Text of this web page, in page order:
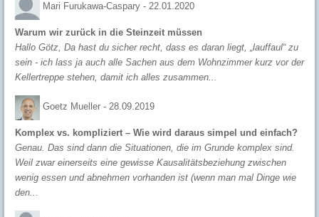
Mari Furukawa-Caspary - 22.01.2020
Warum wir zurück in die Steinzeit müssen
Hallo Götz, Da hast du sicher recht, dass es daran liegt, „lauffaul“ zu
sein - ich lass ja auch alle Sachen aus dem Wohnzimmer kurz vor der
Kellertreppe stehen, damit ich alles zusammen...
Goetz Mueller - 28.09.2019
Komplex vs. kompliziert – Wie wird daraus simpel und einfach?
Genau. Das sind dann die Situationen, die im Grunde komplex sind.
Weil zwar einerseits eine gewisse Kausalitätsbeziehung zwischen
wenig essen und abnehmen vorhanden ist (wenn man mal Dinge wie
den...